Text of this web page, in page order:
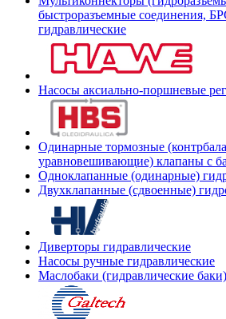
быстроразъемные соединения,
гидравлические
Насосы аксиально-поршневые
Одинарные тормозные
уравновешивающие) клапаны с
Одноклапанные (одинарные)
Двухклапанные (сдвоенные)
Диверторы гидравлические
Насосы ручные гидравлические
Маслобаки (гидравлические